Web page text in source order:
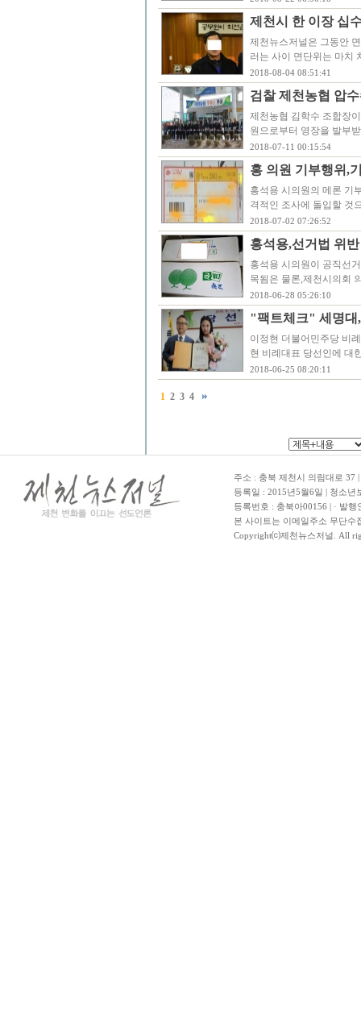
제천시 한 이장 십
제천뉴스저널은 그동안
러는 사이 면단위는 마치
2018-08-04 08:51:41
검찰 제천농협 압
제천농협 김학수 조합장
원으로부터 영장을 발부
2018-07-11 00:15:54
홍 의원 기부행위,
홍석용 시의원의 메론 기
격적인 조사에 돌입할 것
2018-07-02 07:26:52
홍석용,선거법 위
홍석용 시의원이 공직선
목됨은 물론,제천시의회
2018-06-28 05:26:10
"팩트체크" 세명대
이정현 더불어민주당 비
현 비례대표 당선인에 대
2018-06-25 08:20:11
1 2 3 4
주소 : 충북 제천시 의림대로 37
등록일 : 2015년5월6일 | 청소
등록번호 : 충북아00156 | · 발
본 사이트는 이메일주소 무단수
Copyright⒞제천뉴스저널. All